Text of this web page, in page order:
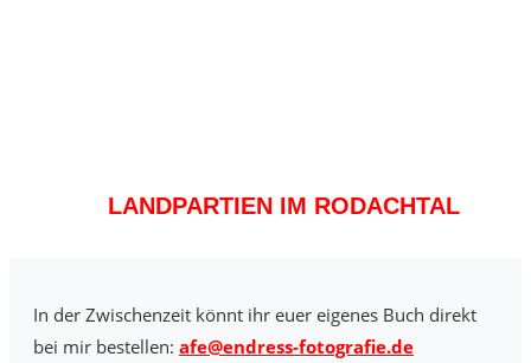
LANDPARTIEN IM RODACHTAL
In der Zwischenzeit könnt ihr euer eigenes Buch direkt
bei mir bestellen: afe@endress-fotografie.de